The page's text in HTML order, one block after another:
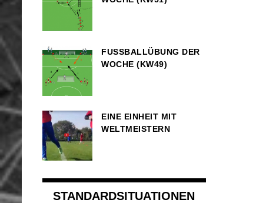
FUSSBALLÜBUNG DER W
OCHE (KW49)
EINE EINHEIT MIT
WELTMEISTERN
STANDARDSITUATIONEN